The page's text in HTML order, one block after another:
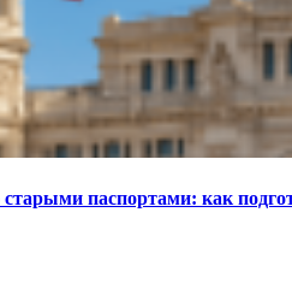
старыми паспортами: как